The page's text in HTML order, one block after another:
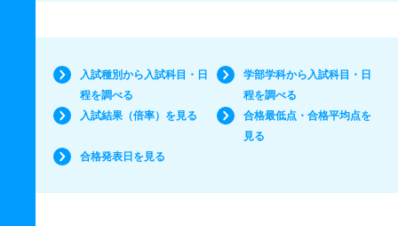
入試種別から入試科目・日
程を調べる
学部学科から入試科目・日
程を調べる
入試結果（倍率）を見る
合格最低点・合格平均点を
見る
合格発表日を見る